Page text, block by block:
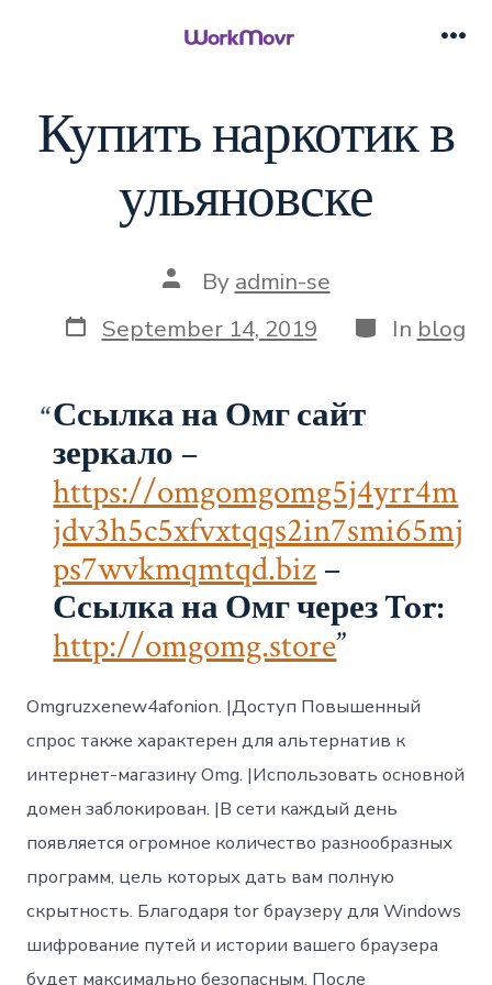
Купить наркотик в
ульяновске
Post
author
By admin-se
Post
date
September 14, 2019 Categories
In blog
Ссылка на Омг сайт
зеркало –
https://omgomgomg5j4yrr4m
jdv3h5c5xfvxtqqs2in7smi65mj
ps7wvkmqmtqd.biz–
Ссылка на Омг через Tor:
http://omgomg.store
Omgruzxenew4afonion. |Доступ Повышенный
спрос также характерен для альтернатив к
интернет-магазину Omg. |Использовать основной
домен заблокирован. |В сети каждый день
появляется огромное количество разнообразных
программ, цель которых дать вам полную
скрытность. Благодаря tor браузеру для Windows
шифрование путей и истории вашего браузера
будет максимально безопасным. После